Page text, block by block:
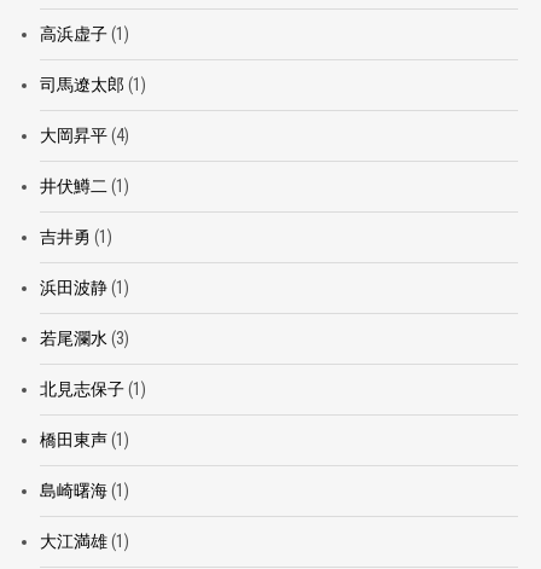
高浜虚子(1)
司馬遼太郎 (1)
大岡昇平(4)
井伏鱒二(1)
吉井勇 (1)
浜田波静(1)
若尾瀾水(3)
北見志保子(1)
橋田東声(1)
島崎曙海(1)
大江満雄(1)